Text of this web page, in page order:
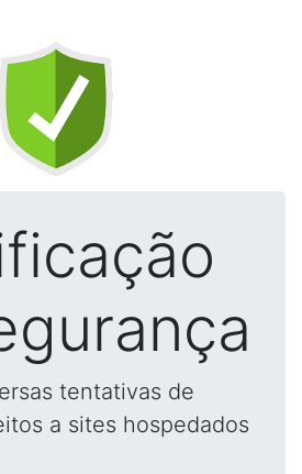
tentativas de
a sites hospedados